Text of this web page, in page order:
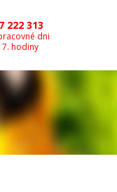
222 313
dni
hodiny